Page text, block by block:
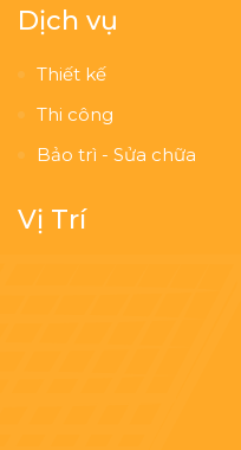
Dịch vụ
Thiết kế
Thi công
Bảo trì - Sửa chữa
Vị Trí